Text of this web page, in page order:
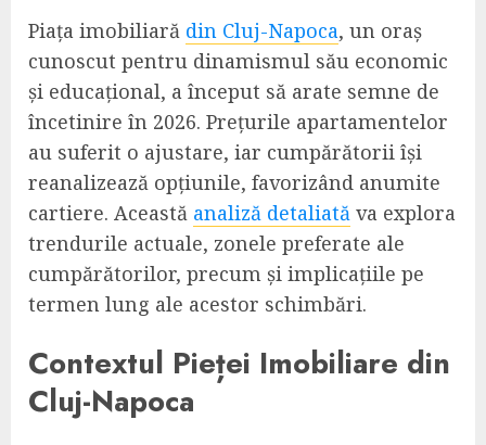
Piața imobiliară din Cluj-Napoca, un oraș
cunoscut pentru dinamismul său economic
și educațional, a început să arate semne de
încetinire în 2026. Prețurile apartamentelor
au suferit o ajustare, iar cumpărătorii își
reanalizează opțiunile, favorizând anumite
cartiere. Această analiză detaliată va explora
trendurile actuale, zonele preferate ale
cumpărătorilor, precum și implicațiile pe
termen lung ale acestor schimbări.
Contextul Pieței Imobiliare din
Cluj-Napoca